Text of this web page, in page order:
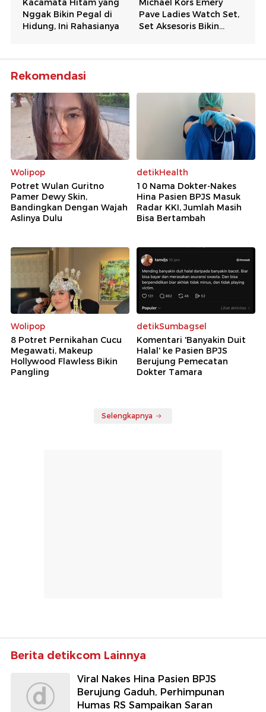
Rekomendasi
Wolipop
Potret Wulan Guritno
Pamer Dewy Skin,
Bandingkan Dengan Wajah
Aslinya Dulu
detikHealth
10 Nama Dokter-Nakes
Hina Pasien BPJS Masuk
Radar KKI, Jumlah Masih
Bisa Bertambah
Wolipop
8 Potret Pernikahan Cucu
Megawati, Makeup
Hollywood Flawless Bikin
Pangling
detikSumbagsel
Komentari 'Banyakin Duit
Halal' ke Pasien BPJS
Berujung Pemecatan
Dokter Tamara
Selengkapnya
Berita detikcom Lainnya
Viral Nakes Hina Pasien BPJS
Berujung Gaduh, Perhimpunan
Humas RS Sampaikan Saran